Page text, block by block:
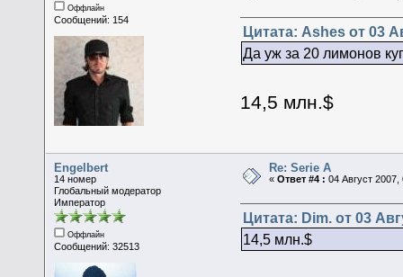
Оффлайн
Сообщений: 154
Цитата: Ashes от 03
Да уж за 20 лимонов
14,5 млн.$
Engelbert
14 номер
Глобальный модератор
Император
Оффлайн
Сообщений: 32513
Re: Serie A
«Ответ #4 : 04 Август 2007,
Цитата: Dim. от 03
14,5 млн.$